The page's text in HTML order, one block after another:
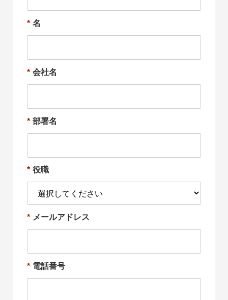
* 名
* 会社名
* 部署名
* 役職
* メールアドレス
* 電話番号